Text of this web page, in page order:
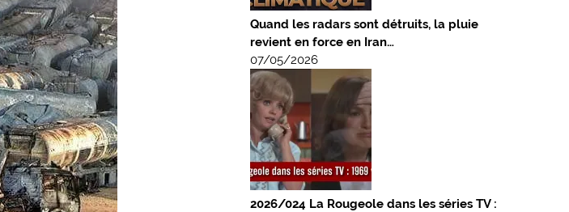
Quand les radars sont détruits, la pluie
revient en force en Iran…
07/05/2026
2026/024 La Rougeole dans les séries TV :